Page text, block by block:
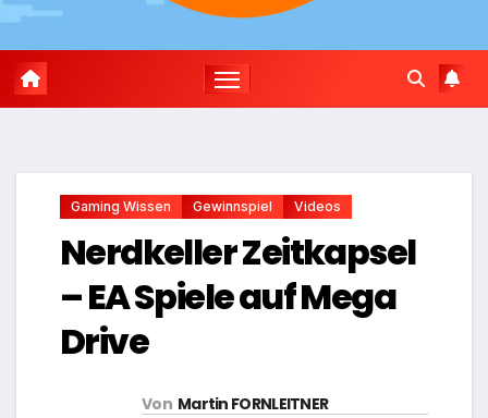
Gaming Wissen Gewinnspiel Videos
Nerdkeller Zeitkapsel
– EA Spiele auf Mega
Drive
Von Martin FORNLEITNER